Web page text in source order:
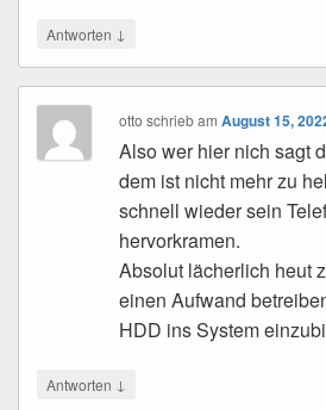
Antworten ↓
otto schriebamAugust 15,
Also wer hier nich sagt
dem ist nicht mehr zu
schnell wieder sein
hervorkramen.
Absolut lächerlich heut
einen Aufwand
HDD ins System
Antworten ↓